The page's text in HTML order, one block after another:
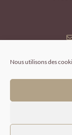
Nous utilisons des